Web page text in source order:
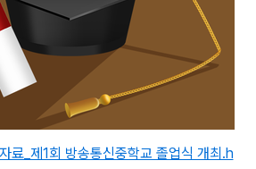
료_제1회 방송통신중학교 졸업식 개최.h